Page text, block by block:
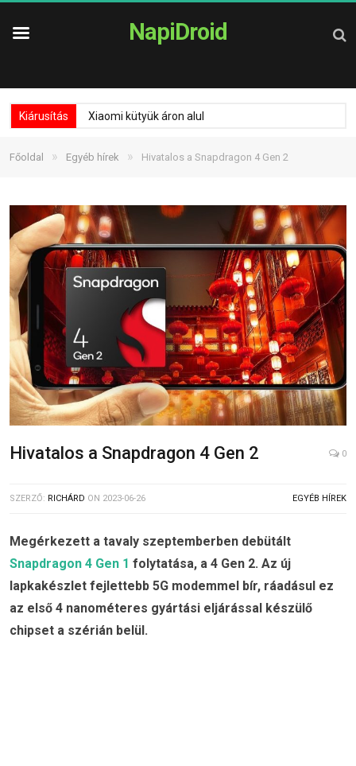
NapiDroid
Kiárusítás Xiaomi kütyük áron alul
Főoldal » Egyéb hírek » Hivatalos a Snapdragon 4 Gen 2
Hivatalos a Snapdragon 4 Gen 2 0
SZERZŐ: RICHÁRD ON 2023-06-26 EGYÉB HÍREK
Megérkezett a tavaly szeptemberben debütált
Snapdragon 4 Gen 1 folytatása, a 4 Gen 2. Az új
lapkakészlet fejlettebb 5G modemmel bír, ráadásul ez
az első 4 nanométeres gyártási eljárással készülő
chipset a szérián belül.